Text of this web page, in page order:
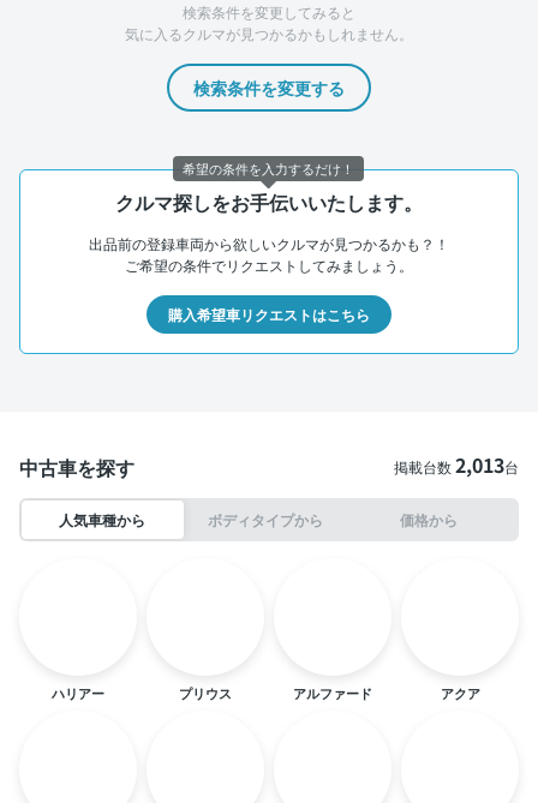
検索条件を変更してみると
気に入るクルマが見つかるかもしれません。
検索条件を変更する
クルマ探しをお手伝いいたします。
出品前の登録車両から欲しいクルマが見つかるかも？！
ご希望の条件でリクエストしてみましょう。
購入希望車リクエストはこちら
中古車を探す 掲載台数2,013台
人気車種から ボディタイプから 価格から
ハリアー プリウス アルファード アクア
希望の条件を入力するだけ！